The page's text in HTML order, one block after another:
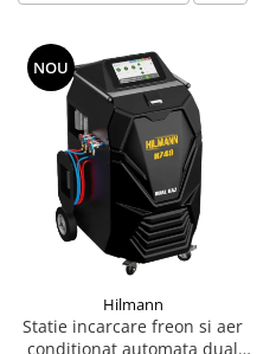
NOU
Hilmann
Statie incarcare freon si aer
conditionat automata dual